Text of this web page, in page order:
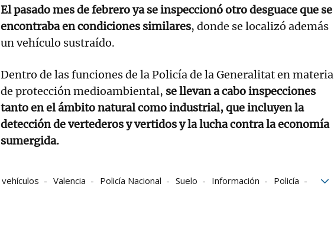
El pasado mes de febrero ya se inspeccionó otro desguace que se
encontraba en condiciones similares, donde se localizó además
un vehículo sustraído.
Dentro de las funciones de la Policía de la Generalitat en materia
de protección medioambiental, se llevan a cabo inspecciones
tanto en el ámbito natural como industrial, que incluyen la
detección de vertederos y vertidos y la lucha contra la economía
sumergida.
vehículos Valencia Policía Nacional Suelo Información
Policía